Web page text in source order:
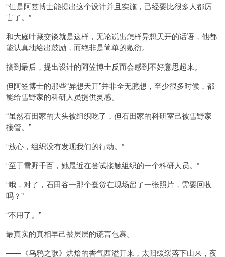
“但是阿笠博士能提出这个设计并且实施，己经要比很多人都厉
害了。”
和大庭叶藏交谈就是这样，无论说出怎样异想天开的话语，他都
能认真地给出鼓励，而绝非是简单的敷衍。
搞到最后，提出设计的阿笠博士反而会感到不好意思起来。
但阿笠博士的那些“异想天开”并非全无臆想，至少很多时候，都
能给雪野家的科研人员提供灵感。
“虽然石田家的大头被组织吃了，但石田家的科研室己被雪野家
接管。”
“放心，组织没有发现我们的行动。”
“至于雪野千百，她最近在尝试接触组织的一个科研人员。”
“哦，对了，石田谷一那个蠢货在现场留了一张照片，需要回收
吗？”
“不用了。”
最真实的真相早己被层层的谎言包裹。
――《乌鸦之歌》烘焙的香气西溢开来，太阳缓缓落下山来，夜